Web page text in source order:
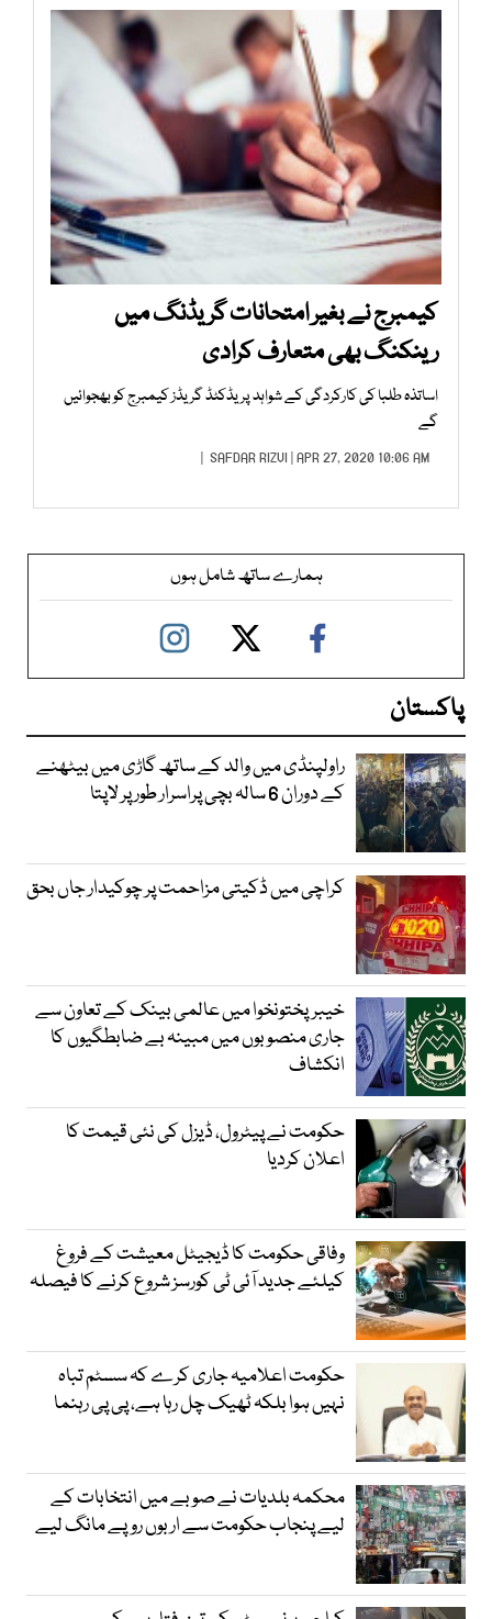
کیمبرج نے بغیر امتحانات گریڈنگ میں
رینکنگ بھی متعارف کرادی
اساتذہ طلبا کی کارکردگی کے شواہد پریڈکٹڈ گریڈز کیمبرج کو بھجوائیں
گے
SAFDAR RIZVI | APR 27, 2020 10:06 AM |
ہمارے ساتھ شامل ہوں
پاکستان
راولپنڈی میں والد کے ساتھ گاڑی میں بیٹھنے
کے دوران 6 سالہ بچی پراسرار طور پر لاپتا
کراچی میں ڈکیتی مزاحمت پر چوکیدار جاں بحق
خیبرپختونخوا میں عالمی بینک کے تعاون سے
جاری منصوبوں میں مبینہ بے ضابطگیوں کا
انکشاف
حکومت نے پیٹرول، ڈیزل کی نئی قیمت کا
اعلان کردیا
وفاقی حکومت کا ڈیجیٹل معیشت کے فروغ
کیلئے جدید آئی ٹی کورسز شروع کرنے کا فیصلہ
حکومت اعلامیہ جاری کرے کہ سسٹم تباہ
نہیں ہوا بلکہ ٹھیک چل رہا ہے، پی پی رہنما
محکمہ بلدیات نے صوبے میں انتخابات کے
لیے پنجاب حکومت سے اربوں روپے مانگ لیے